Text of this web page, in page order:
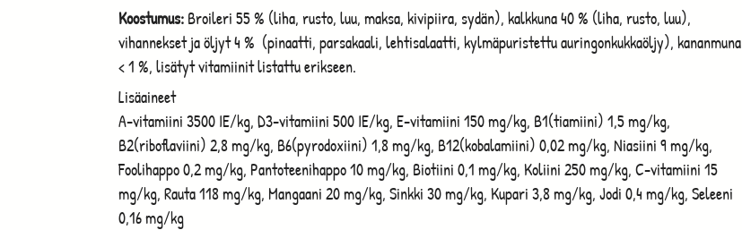
Koostumus: Broileri 55 % (liha, rusto, luu, maksa, kivipiira, sydän), kalkkuna 40 % (liha, rusto, luu),
vihannekset ja öljyt 4 % (pinaatti, parsakaali, lehtisalaatti, kylmäpuristettu auringonkukkaöljy), kananmuna
< 1 %, lisätyt vitamiinit listattu erikseen.
Lisäaineet
A-vitamiini 3500 IE/kg, D3-vitamiini 500 IE/kg, E-vitamiini 150 mg/kg, B1(tiamiini) 1,5 mg/kg,
B2(riboflaviini) 2,8 mg/kg, B6(pyrodoxiini) 1,8 mg/kg, B12(kobalamiini) 0,02 mg/kg, Niasiini 9 mg/kg,
Foolihappo 0,2 mg/kg, Pantoteenihappo 10 mg/kg, Biotiini 0,1 mg/kg, Koliini 250 mg/kg, C-vitamiini 15
mg/kg, Rauta 118 mg/kg, Mangaani 20 mg/kg, Sinkki 30 mg/kg, Kupari 3,8 mg/kg, Jodi 0,4 mg/kg, Seleeni
0,16 mg/kg